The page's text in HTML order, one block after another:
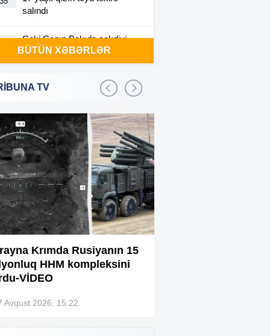
salındı
Ceki Çanın Bakıda çəkdiyi
filmə görə Azərbaycan 1
milyon dollar ödəyə bilər?
Bakıda 2,5 milyon manata
Sərdar Ortaç xəstəxanaya
yerləşdirilib?
Rüşvətdə təqsirləndirilən 3
vəzifəli şəxsin məhkəməsi
başlayır
“Həyat yoldaşın istəmirsə,
Kiberpolis əməliyyat keçirdi:
Xarici saytları ələ keçirən
BÜTÜN XƏBƏRLƏR
TV
Krımda Rusiyanın 15
HHM kompleksini
VİDEO
Avqust 2026, 15:22